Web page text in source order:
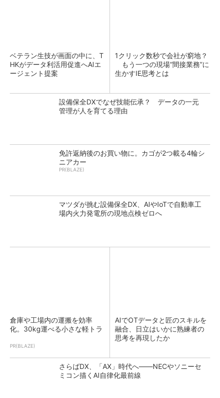
ベテラン生技が画面の中に、T
HKがデータ利活用促進へAIエ
ージェント提案
1クリック数秒で会社が窮地？
もう一つの現場“間接業務”に
生かすIE思考とは
設備保全DXでなぜ技能伝承？ データの一元
管理が人を育てる理由
免許返納後のお買い物に。カゴが2つ載る4輪シ
ニアカー
PR(BLAZE)
マツダが挑む設備保全DX、AIやIoTで自動車工
場内火力発電所の現地点検ゼロへ
倉庫や工場内の運搬を効率
化。30kg運べる小さな軽トラ
PR(BLAZE)
AIでOTデータと匠のスキルを
融合、日立はいかに熟練者の
思考を再現したか
さらばDX、「AX」時代へ――NECやソニーセ
ミコン描くAI自律化最前線